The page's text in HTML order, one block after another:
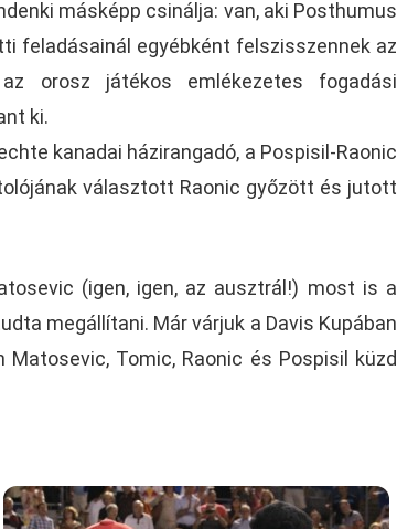
másképp csinálja: van, aki Posthumus
feladásainál egyébként felszisszennek az
az orosz játékos emlékezetes fogadási
ki.
kanadai házirangadó, a Pospisil-Raonic
választott Raonic győzött és jutott
(igen, igen, az ausztrál!) most is a
megállítani. Már várjuk a Davis Kupában
Tomic, Raonic és Pospisil küzd